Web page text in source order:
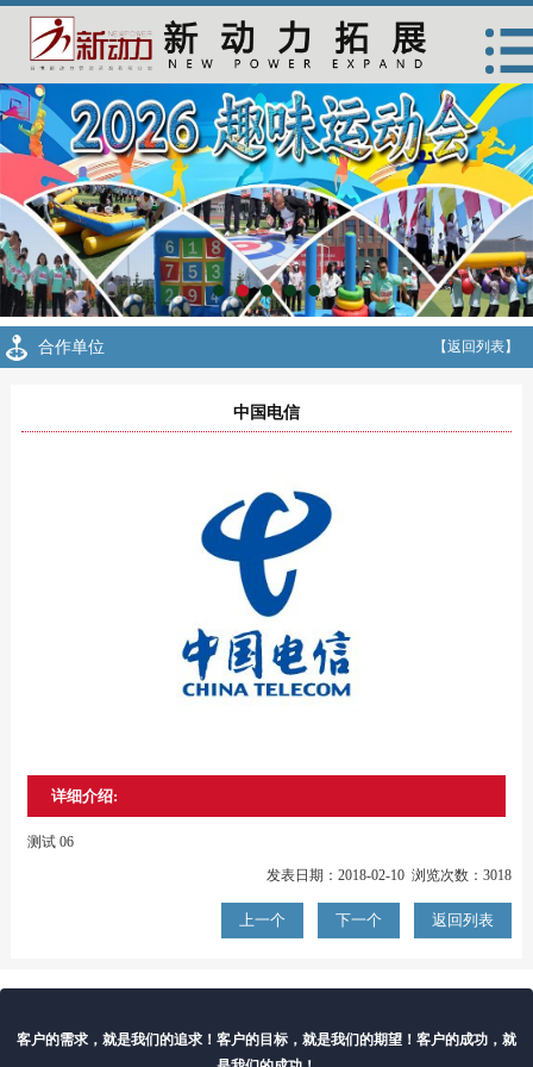
合作单位 【返回列表】
中国电信
详细介绍:
测试 06
发表日期：2018-02-10 浏览次数：3018
上一个 下一个 返回列表
客户的需求，就是我们的追求！客户的目标，就是我们的期望！客户的成功，就